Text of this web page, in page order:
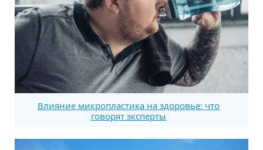
Влияние микропластика на здоровье: что
говорят эксперты